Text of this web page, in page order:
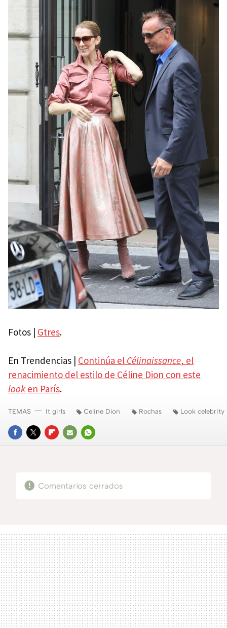
Fotos | Gtres.
En Trendencias | Continúa el Célinaissance, el
renacimiento del estilo de Céline Dion con este
look en París.
FACEBOOK
TWITTERFLIPBOARD
E-
WHATSAPP
TEMAS It girls Celine Dion Rochas Look celebrity
Comentarios cerrados